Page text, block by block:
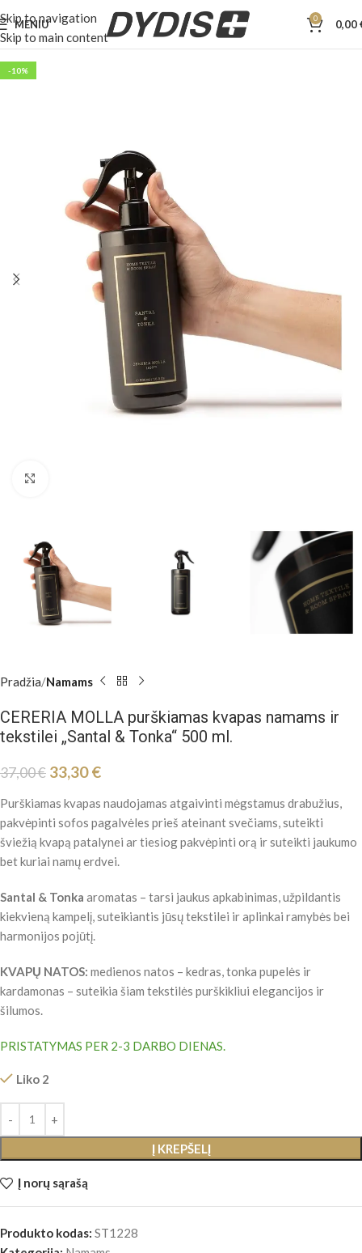
Skip to navigation
Skip to main content
MENIU 0 0,00
-10%
Pradžia Namams
CERERIA MOLLA purškiamas kvapas namams ir
tekstilei „Santal & Tonka“ 500 ml.
37,00€ 33,30€
Purškiamas kvapas naudojamas atgaivinti mėgstamus drabužius,
pakvėpinti sofos pagalvėles prieš ateinant svečiams, suteikti
šviežią kvapą patalynei ar tiesiog pakvėpinti orą ir suteikti jaukumo
bet kuriai namų erdvei.
Santal & Tonka aromatas – tarsi jaukus apkabinimas, užpildantis
kiekvieną kampelį, suteikiantis jūsų tekstilei ir aplinkai ramybės bei
harmonijos pojūtį.
KVAPŲ NATOS: medienos natos – kedras, tonka pupelės ir
kardamonas – suteikia šiam tekstilės purškikliui elegancijos ir
šilumos.
PRISTATYMAS PER 2-3 DARBO DIENAS.
Liko 2
Į KREPŠELĮ
Į norų sąrašą
Produkto kodas: ST1228